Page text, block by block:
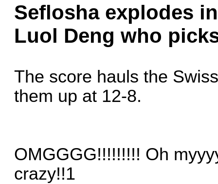
Seflosha explodes
Luol Deng who
The score hauls the
them up at 12-8.
OMGGGG!!!!!!!!! Oh
crazy!!1